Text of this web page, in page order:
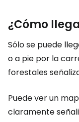
¿Cómo
Sólo se puede
o a pie por la
forestales
Puede ver un
claramente